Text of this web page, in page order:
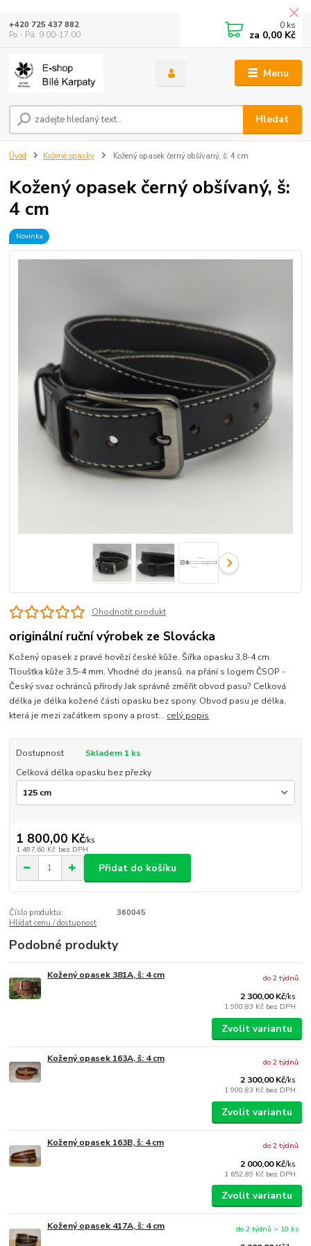
Menu
Hledat
+420 725 437 882
Po - Pá: 9:00-17:00
0 ks
za 0,00 Kč
Úvod Kožené opasky Kožený opasek černý obšívaný, š: 4 cm
Kožený opasek černý obšívaný, š:
4 cm
Novinka
Ohodnotit produkt
originální ruční výrobek ze Slovácka
Kožený opasek z pravé hovězí české kůže. Šířka opasku 3,8-4 cm.
Tloušťka kůže 3,5-4 mm. Vhodné do jeansů. na přání s logem ČSOP -
Český svaz ochránců přírody Jak správně změřit obvod pasu? Celková
délka je délka kožené části opasku bez spony. Obvod pasu je délka,
která je mezi začátkem spony a prost... celý popis
Dostupnost
Skladem 1 ks
Celková délka opasku bez přezky
1 800,00 Kč/ks
1 487,60 Kč bez DPH
Přidat do košíku
Číslo produktu:
360045
Hlídat cenu / dostupnost
Podobné produkty
Kožený opasek 381A, š: 4 cm
2 300,00 Kč/ks
1 900,83 Kč bez DPH
do 2 týdnů
Zvolit variantu
Kožený opasek 163A, š: 4 cm
2 300,00 Kč/ks
1 900,83 Kč bez DPH
do 2 týdnů
Zvolit variantu
Kožený opasek 163B, š: 4 cm
2 000,00 Kč/ks
1 652,89 Kč bez DPH
do 2 týdnů
Zvolit variantu
Kožený opasek 417A, š: 4 cm
do 2 týdnů > 10 ks